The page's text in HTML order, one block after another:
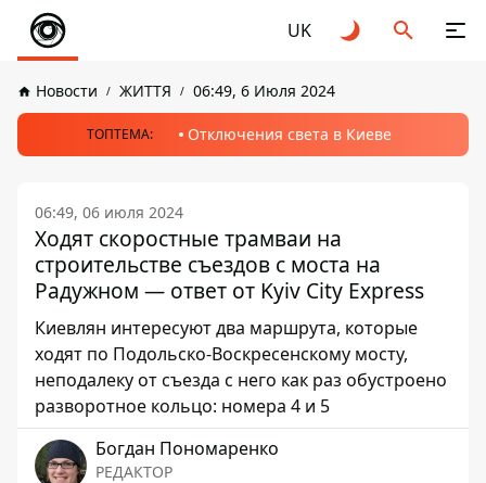
UK
Новости ЖИТТЯ 06:49, 6 Июля 2024
ТОПТЕМА: Отключения света в Киеве
06:49, 06 июля 2024
Ходят скоростные трамваи на
строительстве съездов с моста на
Радужном — ответ от Kyiv City Express
Киевлян интересуют два маршрута, которые
ходят по Подольско-Воскресенскому мосту,
неподалеку от съезда с него как раз обустроено
разворотное кольцо: номера 4 и 5
Богдан Пономаренко
РЕДАКТОР